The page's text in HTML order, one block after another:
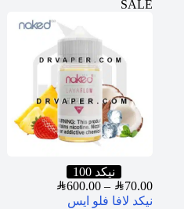
SALE
نيكد 100
SAR70.00
–
SAR600.00
نيكد لافا فلو ايس